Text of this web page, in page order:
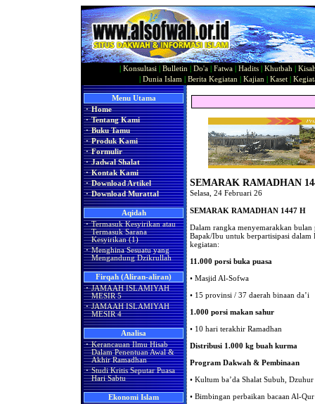
Konsultasi Bulletin Do'a Fatwa Hadits Khutbah
Dunia Islam Berita Kegiatan Kajian Kaset|
Menu Utama
· Home
· Tentang Kami
· Buku Tamu
· Produk Kami
· Formulir
· Jadwal Shalat
· Kontak Kami
· Download Artikel
· Download Murattal
Aqidah
· Termasuk Kesyirikan atau
Termasuk Sarana
Kesyirikan (1)
· Menghina Sesuatu yang
Mengandung Dzikrullah
Firqah (Aliran-aliran)
· JAMAAH ISLAMIYAH
MESIR 5
· JAMAAH ISLAMIYAH
MESIR 4
Analisa
· Kerancauan Ilmu Hisab
Dalam Penentuan Awal &
Akhir Ramadhan
· Studi Kritis Seputar Puasa
Hari Sabtu
Ekonomi Islam
SEMARAK RAMADHAN
Selasa, 24 Februari 26
SEMARAK RAMADHAN 1447 H
Dalam rangka menyemarakkan
Bapak/Ibu untuk berpartisipasi dalam
kegiatan:
11.000 porsi buka puasa
• Masjid Al-Sofwa
• 15 provinsi / 37 daerah binaan da’i
1.000 porsi makan sahur
• 10 hari terakhir Ramadhan
Distribusi 1.000 kg buah kurma
Program Dakwah & Pembinaan
• Kultum ba’da Shalat Subuh,
• Bimbingan perbaikan bacaan Al-